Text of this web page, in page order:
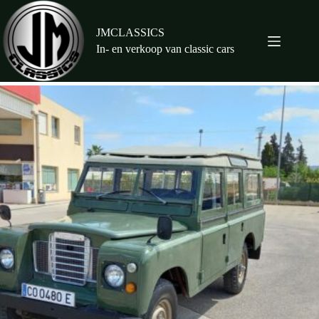
naar
de
inhoud
JMCLASSICS
In- en verkoop van classic cars